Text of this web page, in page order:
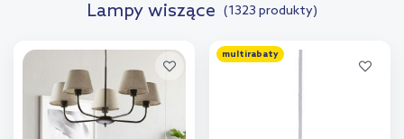
Lampy wiszące (1323 produkty)
multirabaty